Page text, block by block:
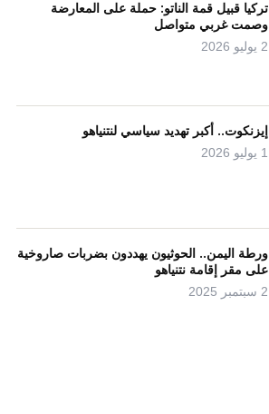
تركيا قبيل قمة الناتو: حملة على المعارضة
وصمت غربي متواصل
2 يوليو 2026
إيزنكوت.. أكبر تهديد سياسي لنتنياهو
1 يوليو 2026
ورطة اليمن.. الحوثيون يهددون بضربات صاروخية
على مقر إقامة نتنياهو
2 سبتمبر 2025